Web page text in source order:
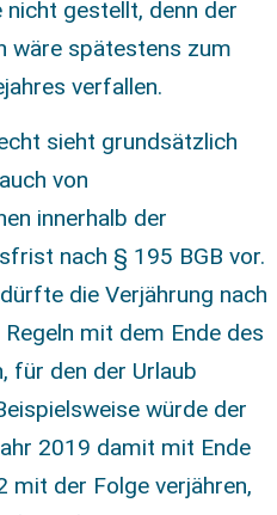
nicht gestellt, denn der
wäre spätestens zum
verfallen.
sieht grundsätzlich
von
innerhalb der
nach § 195 BGB vor.
die Verjährung nach
mit dem Ende des
für den der Urlaub
würde der
2019 damit mit Ende
mit der Folge verjähren,